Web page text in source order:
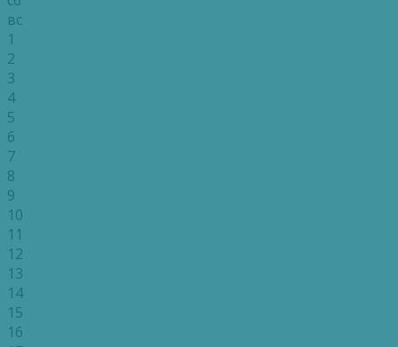
вс
1
2
3
4
5
6
7
8
9
10
11
12
13
14
15
16